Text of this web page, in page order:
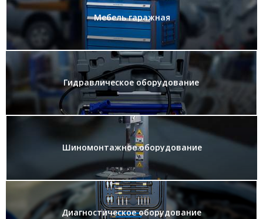
Мебель гаражная
Гидравлическое оборудование
Шиномонтажное оборудование
Диагностическое оборудование